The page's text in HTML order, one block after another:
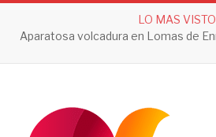
LO MAS VISTO